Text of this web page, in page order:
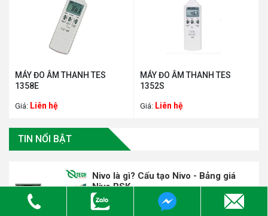
MÁY ĐO ÂM THANH TES
1358E
Giá: Liên hệ
MÁY ĐO ÂM THANH TES
1352S
Giá: Liên hệ
TIN NỔI BẬT
Nivo là gì? Cấu tạo Nivo - Bảng giá
Nivo RSK
Qtech cung cấp Nivo ✅ Chính hãng ✅ Giá
rẻ nhất ✅ Chất Lượng cao ✅ Uy Tín ✅ Giao